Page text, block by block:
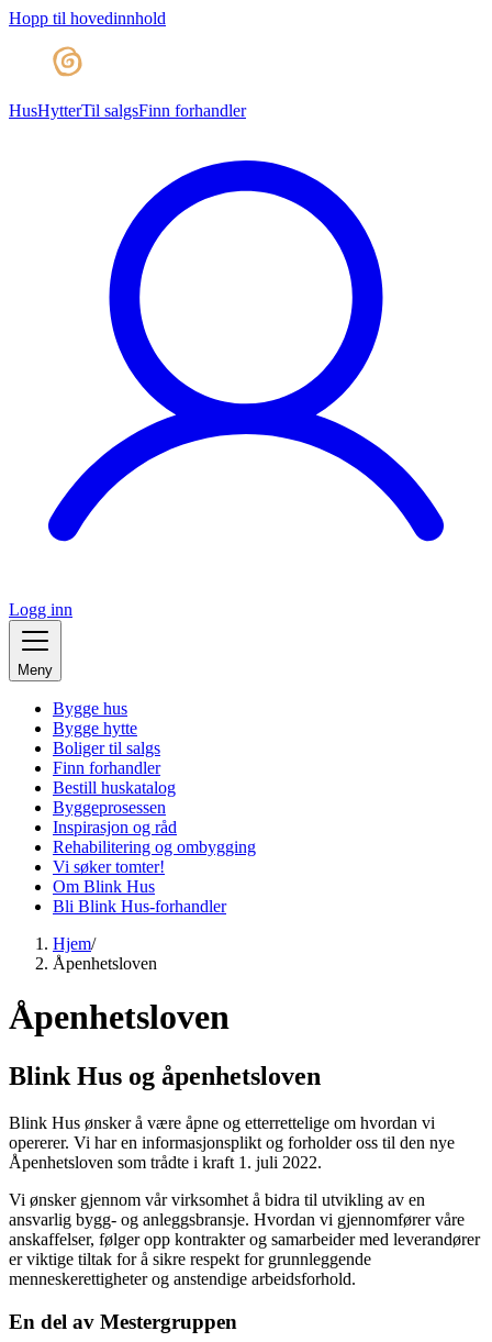
Hopp til hovedinnhold
HusHytterTil salgsFinn forhandler
Logg inn
Meny
Bygge hus
Bygge hytte
Boliger til salgs
Finn forhandler
Bestill huskatalog
Byggeprosessen
Inspirasjon og råd
Rehabilitering og ombygging
Vi søker tomter!
Om Blink Hus
Bli Blink Hus-forhandler
Hjem/
Åpenhetsloven
Åpenhetsloven
Blink Hus og åpenhetsloven
Blink Hus ønsker å være åpne og etterrettelige om hvordan vi
opererer. Vi har en informasjonsplikt og forholder oss til den nye
Åpenhetsloven som trådte i kraft 1. juli 2022.
Vi ønsker gjennom vår virksomhet å bidra til utvikling av en
ansvarlig bygg- og anleggsbransje. Hvordan vi gjennomfører våre
anskaffelser, følger opp kontrakter og samarbeider med leverandører
er viktige tiltak for å sikre respekt for grunnleggende
menneskerettigheter og anstendige arbeidsforhold.
En del av Mestergruppen